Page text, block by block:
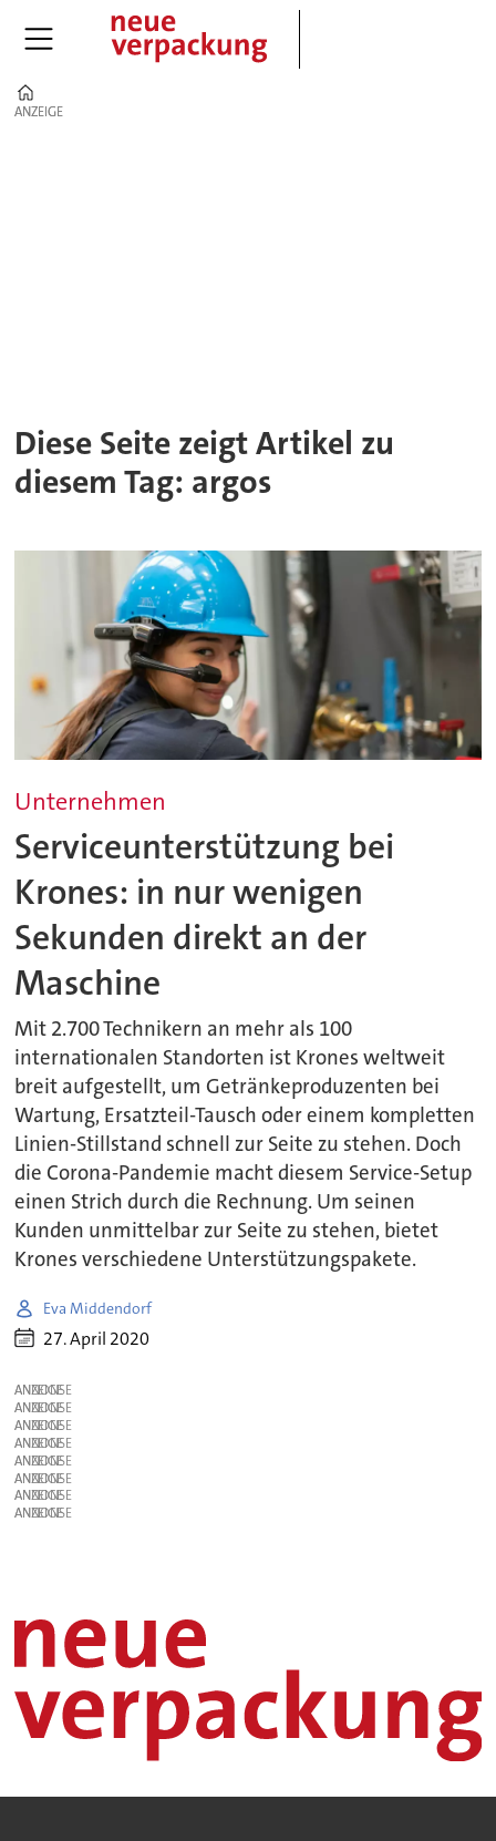
ANZEIGE
ANZEIGE
Diese Seite zeigt Artikel zu
diesem Tag: argos
Unternehmen
Serviceunterstützung bei
Krones: in nur wenigen
Sekunden direkt an der
Maschine
Mit 2.700 Technikern an mehr als 100
internationalen Standorten ist Krones weltweit
breit aufgestellt, um Getränkeproduzenten bei
Wartung, Ersatzteil-Tausch oder einem kompletten
Linien-Stillstand schnell zur Seite zu stehen. Doch
die Corona-Pandemie macht diesem Service-Setup
einen Strich durch die Rechnung. Um seinen
Kunden unmittelbar zur Seite zu stehen, bietet
Krones verschiedene Unterstützungspakete.
Eva Middendorf
27. April 2020
ANZEIGE
ANZEIGE
ANZEIGE
ANZEIGE
ANZEIGE
ANZEIGE
ANZEIGE
ANZEIGE